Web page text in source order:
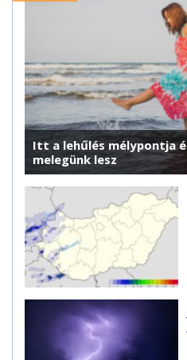
Itt a lehűlés mélypontja
melegünk lesz